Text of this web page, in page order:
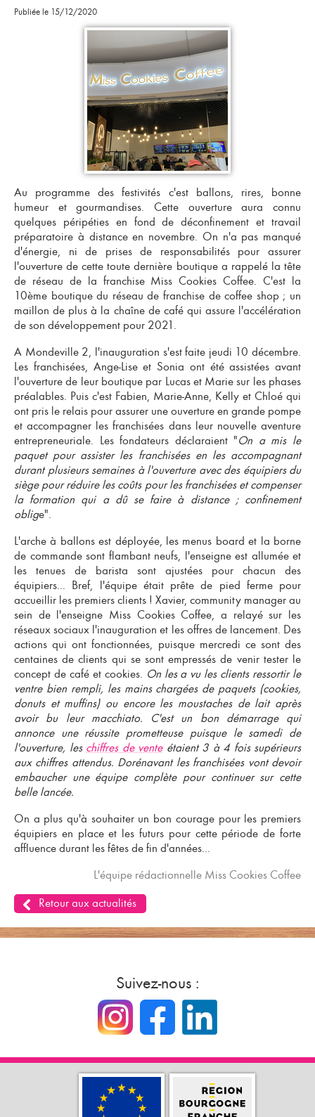
Publiée le 15/12/2020
Au programme des festivités c'est ballons, rires, bonne
humeur et gourmandises. Cette ouverture aura connu
quelques péripéties en fond de déconfinement et travail
préparatoire à distance en novembre. On n'a pas manqué
d'énergie, ni de prises de responsabilités pour assurer
l'ouverture de cette toute dernière boutique a rappelé la tête
de réseau de la franchise Miss Cookies Coffee. C'est la
10ème boutique du réseau de franchise de coffee shop; un
maillon de plus à la chaîne de café qui assure l'accélération
de son développement pour 2021.
A Mondeville 2, l'inauguration s'est faite jeudi 10 décembre.
Les franchisées, Ange-Lise et Sonia ont été assistées avant
l'ouverture de leur boutique par Lucas et Marie sur les phases
préalables. Puis c'est Fabien, Marie-Anne, Kelly et Chloé qui
ont pris le relais pour assurer une ouverture en grande pompe
et accompagner les franchisées dans leur nouvelle aventure
entrepreneuriale. Les fondateurs déclaraient "On a mis le
paquet pour assister les franchisées en les accompagnant
durant plusieurs semaines à l'ouverture avec des équipiers du
siège pour réduire les coûts pour les franchisées et compenser
la formation qui a dû se faire à distance ; confinement
oblige".
L'arche à ballons est déployée, les menus board et la borne
de commande sont flambant neufs, l'enseigne est allumée et
les tenues de barista sont ajustées pour chacun des
équipiers... Bref, l'équipe était prête de pied ferme pour
accueillir les premiers clients ! Xavier, community manager au
sein de l'enseigne Miss Cookies Coffee, a relayé sur les
réseaux sociaux l'inauguration et les offres de lancement. Des
actions qui ont fonctionnées, puisque mercredi ce sont des
centaines de clients qui se sont empressés de venir tester le
concept de café et cookies. On les a vu les clients ressortir le
ventre bien rempli, les mains chargées de paquets (cookies,
donuts et muffins) ou encore les moustaches de lait après
avoir bu leur macchiato. C'est un bon démarrage qui
annonce une réussite prometteuse puisque le samedi de
l'ouverture, les chiffres de venteétaient 3 à 4 fois supérieurs
aux chiffres attendus. Dorénavant les franchisées vont devoir
embaucher une équipe complète pour continuer sur cette
belle lancée.
On a plus qu'à souhaiter un bon courage pour les premiers
équipiers en place et les futurs pour cette période de forte
affluence durant les fêtes de fin d'années...
L'équipe rédactionnelle Miss Cookies Coffee
Retour aux actualités
Suivez-nous :